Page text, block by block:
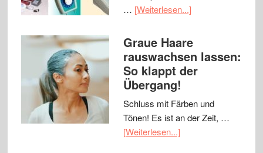
… [Weiterlesen...]
Graue Haare
rauswachsen lassen:
So klappt der
Übergang!
Schluss mit Färben und
Tönen! Es ist an der Zeit, …
[Weiterlesen...]